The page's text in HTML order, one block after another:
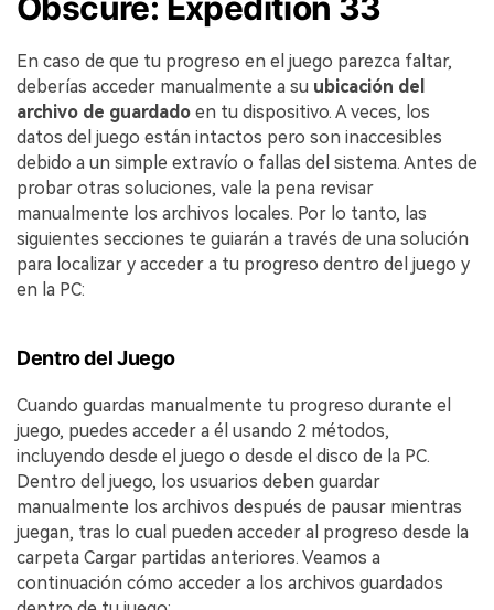
En caso de que tu progreso en el juego parezca faltar,
deberías acceder manualmente a su ubicación del
archivo de guardado en tu dispositivo. A veces, los
datos del juego están intactos pero son inaccesibles
debido a un simple extravío o fallas del sistema. Antes de
probar otras soluciones, vale la pena revisar
manualmente los archivos locales. Por lo tanto, las
siguientes secciones te guiarán a través de una solución
para localizar y acceder a tu progreso dentro del juego y
en la PC:
Dentro del Juego
Cuando guardas manualmente tu progreso durante el
juego, puedes acceder a él usando 2 métodos,
incluyendo desde el juego o desde el disco de la PC.
Dentro del juego, los usuarios deben guardar
manualmente los archivos después de pausar mientras
juegan, tras lo cual pueden acceder al progreso desde la
carpeta Cargar partidas anteriores. Veamos a
continuación cómo acceder a los archivos guardados